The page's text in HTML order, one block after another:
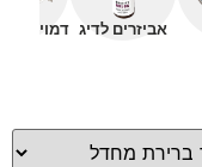
אביזרים לדיג דמויים